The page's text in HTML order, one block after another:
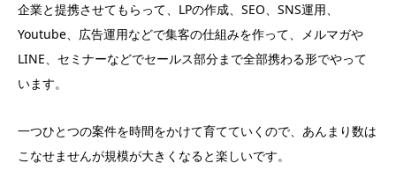
企業と提携させてもらって、LPの作成、SEO、SNS運用、
Youtube、広告運用などで集客の仕組みを作って、メルマガや
LINE、セミナーなどでセールス部分まで全部携わる形でやって
います。
一つひとつの案件を時間をかけて育てていくので、あんまり数は
こなせませんが規模が大きくなると楽しいです。